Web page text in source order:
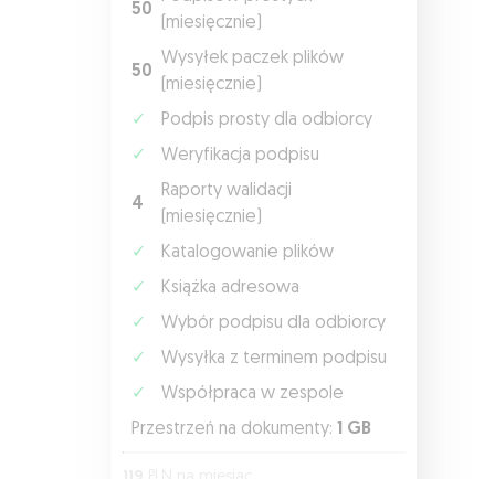
50
(miesięcznie)
50
Wysyłek paczek plików
(miesięcznie)
✓
Podpis prosty dla odbiorcy
✓
Weryfikacja podpisu
4
Raporty walidacji
(miesięcznie)
✓
Katalogowanie plików
✓
Książka adresowa
✓
Wybór podpisu dla odbiorcy
✓
Wysyłka z terminem podpisu
✓
Współpraca w zespole
Przestrzeń na dokumenty: 1 GB